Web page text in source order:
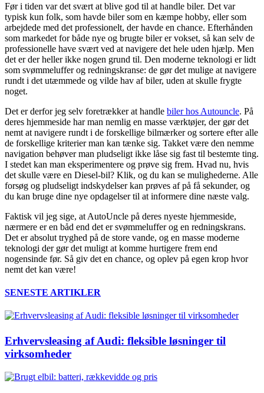
Før i tiden var det svært at blive god til at handle biler. Det var
typisk kun folk, som havde biler som en kæmpe hobby, eller som
arbejdede med det professionelt, der havde en chance. Efterhånden
som markedet for både nye og brugte biler er vokset, så kan selv de
professionelle have svært ved at navigere det hele uden hjælp. Men
det er der heller ikke nogen grund til. Den moderne teknologi er lidt
som svømmeluffer og redningskranse: de gør det mulige at navigere
rundt i det utæmmede og vilde hav af biler, uden at skulle frygte
noget.
Det er derfor jeg selv foretrækker at handle biler hos Autouncle. På
deres hjemmeside har man nemlig en masse værktøjer, der gør det
nemt at navigere rundt i de forskellige bilmærker og sortere efter alle
de forskellige kriterier man kan tænke sig. Takket være den nemme
navigation behøver man pludseligt ikke låse sig fast til bestemte ting.
I stedet kan man eksperimentere og prøve sig frem. Hvad nu, hvis
det skulle være en Diesel-bil? Klik, og du kan se mulighederne. Alle
forsøg og pludseligt indskydelser kan prøves af på få sekunder, og
du kan bruge dine nye opdagelser til at informere dine næste valg.
Faktisk vil jeg sige, at AutoUncle på deres nyeste hjemmeside,
nærmere er en båd end det er svømmeluffer og en redningskrans.
Det er absolut tryghed på de store vande, og en masse moderne
teknologi der gør det muligt at komme hurtigere frem end
nogensinde før. Så giv det en chance, og oplev på egen krop hvor
nemt det kan være!
SENESTE ARTIKLER
Erhvervsleasing af Audi: fleksible løsninger til
virksomheder